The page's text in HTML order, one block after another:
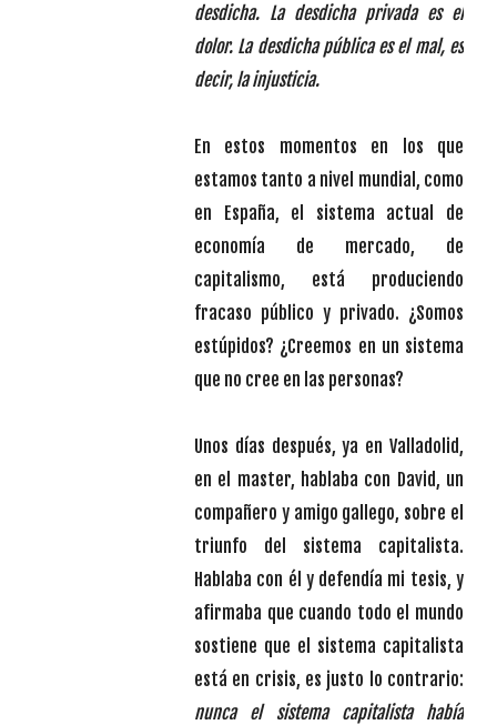
desdicha. La desdicha privada es el
dolor. La desdicha pública es el mal, es
decir, la injusticia.
En estos momentos en los que
estamos tanto a nivel mundial, como
en España, el sistema actual de
economía de mercado, de
capitalismo, está produciendo
fracaso público y privado. ¿Somos
estúpidos? ¿Creemos en un sistema
que no cree en las personas?
Unos días después, ya en Valladolid,
en el master, hablaba con David, un
compañero y amigo gallego, sobre el
triunfo del sistema capitalista.
Hablaba con él y defendía mi tesis, y
afirmaba que cuando todo el mundo
sostiene que el sistema capitalista
está en crisis, es justo lo contrario:
nunca el sistema capitalista había